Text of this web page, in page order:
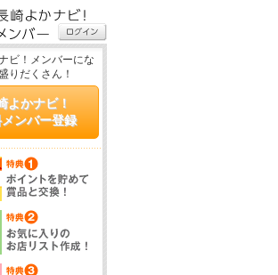
ビ！メンバーにな
りだくさん！
よかナビ！
ンバー登録